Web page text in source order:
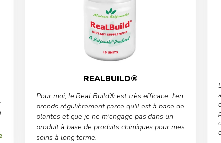
REALBUILD®
Pour moi, le ReaLBuild® est très efficace. J'en
prends régulièrement parce qu'il est à base de
plantes et que je ne m'engage pas dans un
produit à base de produits chimiques pour mes
soins à long terme.